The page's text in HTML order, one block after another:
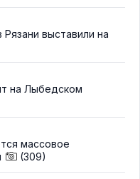
выставили на
на Лыбедском
массовое
(309)